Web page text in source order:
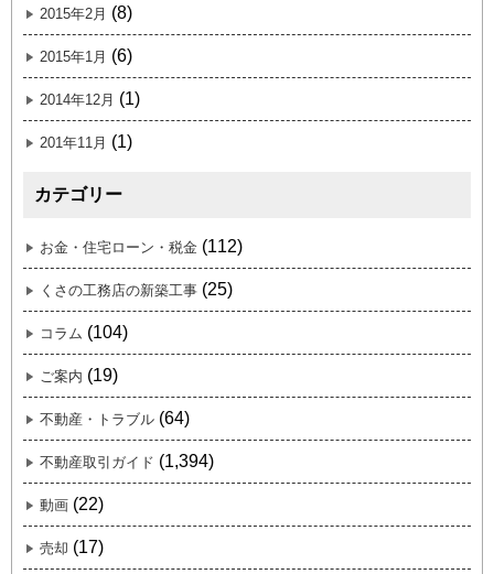
2015年2月 (8)
2015年1月 (6)
2014年12月 (1)
201年11月 (1)
カテゴリー
お金・住宅ローン・税金 (112)
くさの工務店の新築工事 (25)
コラム (104)
ご案内 (19)
不動産・トラブル (64)
不動産取引ガイド (1,394)
動画 (22)
売却 (17)